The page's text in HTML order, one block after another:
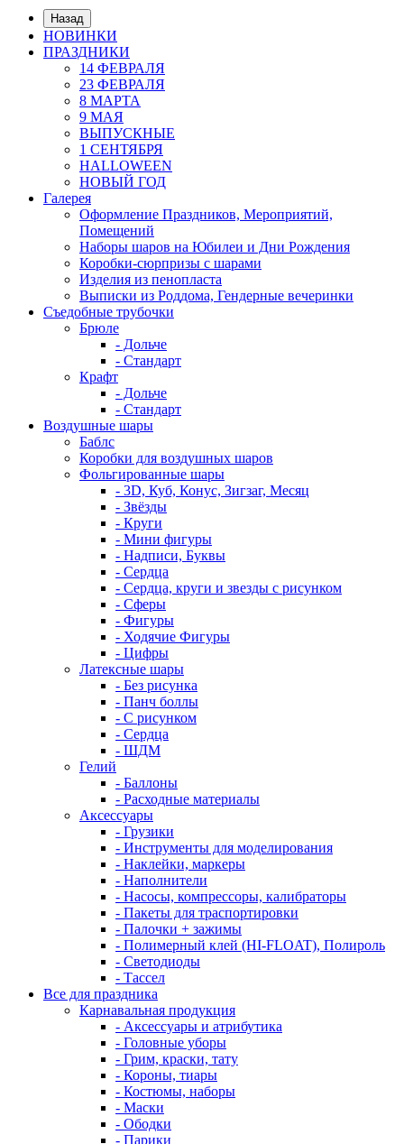
Назад
НОВИНКИ
ПРАЗДНИКИ
14 ФЕВРАЛЯ
23 ФЕВРАЛЯ
8 МАРТА
9 МАЯ
ВЫПУСКНЫЕ
1 СЕНТЯБРЯ
HALLOWEEN
НОВЫЙ ГОД
Галерея
Оформление Праздников, Мероприятий,
Помещений
Наборы шаров на Юбилеи и Дни Рождения
Коробки-сюрпризы с шарами
Изделия из пенопласта
Выписки из Роддома, Гендерные вечеринки
Съедобные трубочки
Брюле
- Дольче
- Стандарт
Крафт
- Дольче
- Стандарт
Воздушные шары
Баблс
Коробки для воздушных шаров
Фольгированные шары
- 3D, Куб, Конус, Зигзаг, Месяц
- Звёзды
- Круги
- Мини фигуры
- Надписи, Буквы
- Сердца
- Сердца, круги и звезды с рисунком
- Сферы
- Фигуры
- Ходячие Фигуры
- Цифры
Латексные шары
- Без рисунка
- Панч боллы
- С рисунком
- Сердца
- ШДМ
Гелий
- Баллоны
- Расходные материалы
Аксессуары
- Грузики
- Инструменты для моделирования
- Наклейки, маркеры
- Наполнители
- Насосы, компрессоры, калибраторы
- Пакеты для траспортировки
- Палочки + зажимы
- Полимерный клей (HI-FLOAT), Полироль
- Светодиоды
- Тассел
Все для праздника
Карнавальная продукция
- Аксессуары и атрибутика
- Головные уборы
- Грим, краски, тату
- Короны, тиары
- Костюмы, наборы
- Маски
- Ободки
- Парики